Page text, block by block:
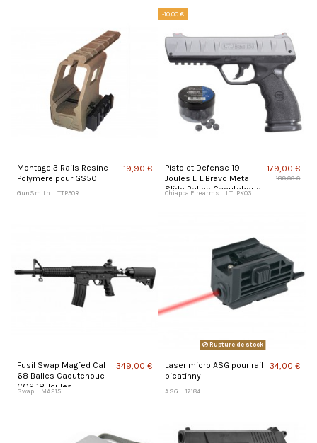
Montage 3 Rails Resine
Polymere pour GS50
GunSmith TTP50R
19,90 €
-10,00 €
Pistolet Defense 19
Joules LTL Bravo Metal
Slide Balles Caoutchouc
Cal 50
Chiappa Firearms LTLPK03
179,00 €
189,00 €
Fusil Swap Magfed Cal
68 Balles Caoutchouc
CO2 18 Joules
Swap MA215
349,00 €
Rupture de stock
Laser micro ASG pour rail
picatinny
ASG 17184
34,00 €